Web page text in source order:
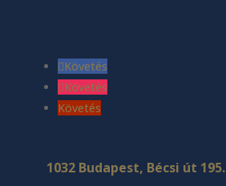
Követés
Követés
Követés
1032 Budapest, Bécsi út 195.